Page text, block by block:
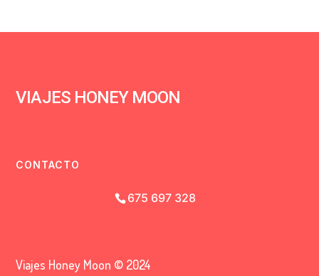
VIAJES HONEY MOON
CONTACTO
675 697 328
Viajes Honey Moon © 2024